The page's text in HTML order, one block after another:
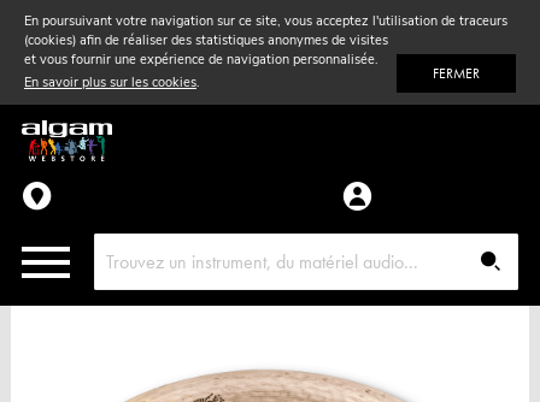
En poursuivant votre navigation sur ce site, vous acceptez l'utilisation de traceurs
(cookies) afin de réaliser des statistiques anonymes de visites
et vous fournir une expérience de navigation personnalisée.
En savoir plus sur les cookies. FERMER
Vent& Violon
Accessoires
Pièces détachées